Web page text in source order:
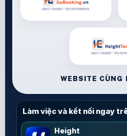
WEBSITE CÙNG
Làm việc và kết nối ngay
Height